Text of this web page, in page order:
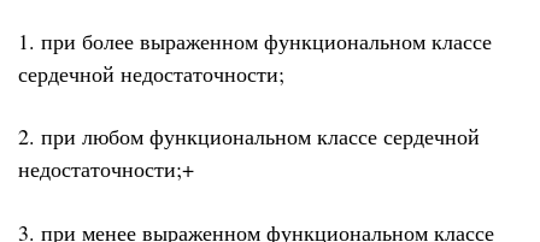
1. при более выраженном функциональном классе
сердечной недостаточности;
2. при любом функциональном классе сердечной
недостаточности;+
3. при менее выраженном функциональном классе